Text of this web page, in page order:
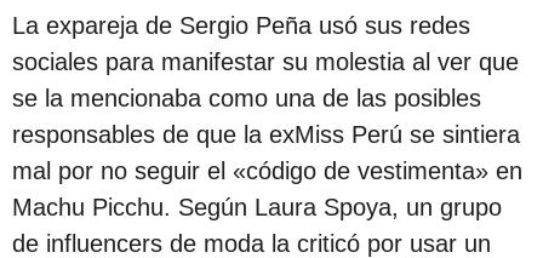
e
s
d
e
l
a
p
La expareja de Sergio Peña usó sus redes
sociales para manifestar su molestia al ver que
se la mencionaba como una de las posibles
responsables de que la exMiss Perú se sintiera
mal por no seguir el «código de vestimenta» en
Machu Picchu. Según Laura Spoya, un grupo
de influencers de moda la criticó por usar un